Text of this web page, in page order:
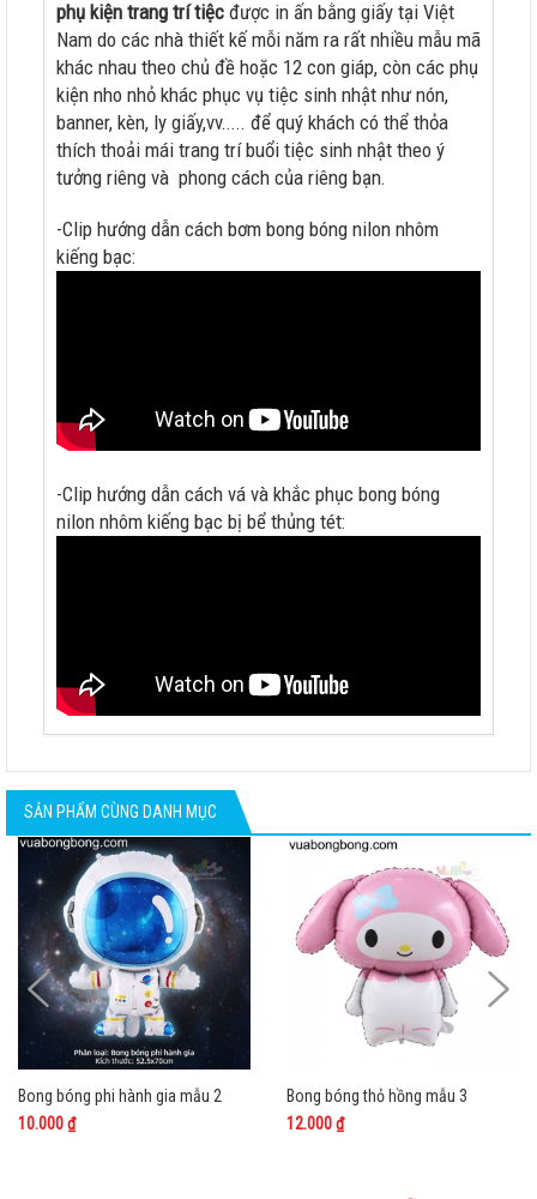
phụ kiện trang trí tiệc được in ấn bằng giấy tại Việt
Nam do các nhà thiết kế mỗi năm ra rất nhiều mẫu mã
khác nhau theo chủ đề hoặc 12 con giáp, còn các phụ
kiện nho nhỏ khác phục vụ tiệc sinh nhật như nón,
banner, kèn, ly giấy,vv..... để quý khách có thể thỏa
thích thoải mái trang trí buổi tiệc sinh nhật theo ý
tưởng riêng và phong cách của riêng bạn.
-Clip hướng dẫn cách bơm bong bóng nilon nhôm
kiếng bạc:
-Clip hướng dẫn cách vá và khắc phục bong bóng
nilon nhôm kiếng bạc bị bể thủng tét:
SẢN PHẨM CÙNG DANH MỤC
Bong bóng phi hành gia mẫu 2
10.000 ₫
Bong bóng thỏ hồng mẫu 3
12.000 ₫